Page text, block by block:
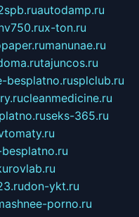
autodamp.ru
x-ton.ru
manunae.ru
tajuncos.ru
besplatno.rusplclub.ru
cleanmedicine.ru
seks-365.ru
don-ykt.ru
porno.ru